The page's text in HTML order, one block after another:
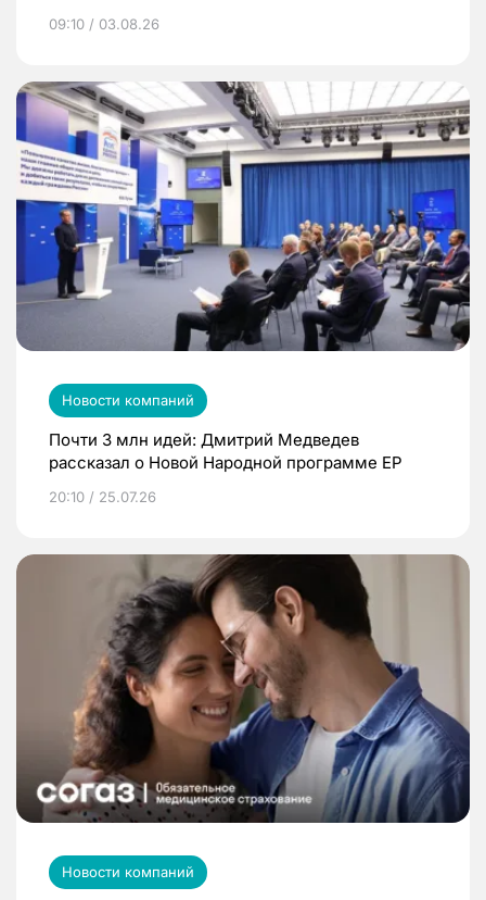
09:10 / 03.08.26
Новости компаний
Почти 3 млн идей: Дмитрий Медведев
рассказал о Новой Народной программе ЕР
20:10 / 25.07.26
Новости компаний